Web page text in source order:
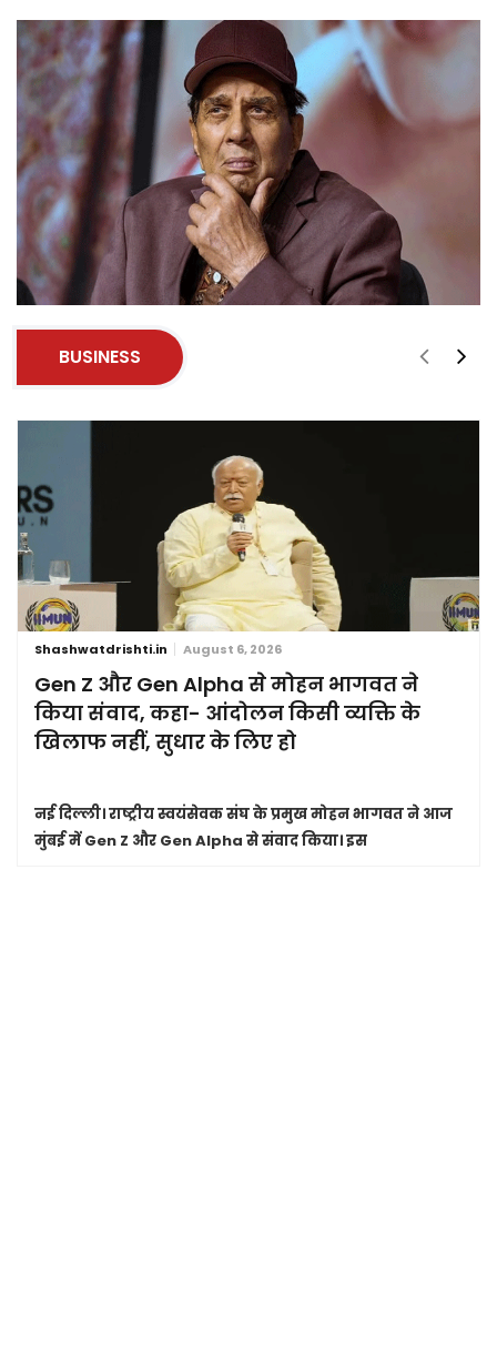
BUSINESS
Shashwatdrishti.in August 6, 2026
Gen Z और Gen Alpha से मोहन भागवत ने
किया संवाद, कहा- आंदोलन किसी व्यक्ति के
खिलाफ नहीं, सुधार के लिए हो
नई दिल्ली।राष्ट्रीय स्वयंसेवक संघ के प्रमुख मोहन भागवत ने आज
मुंबई में Gen Z और Gen Alpha से संवाद किया। इस